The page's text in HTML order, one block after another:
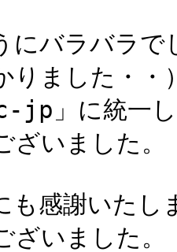
にバラバラ
りました・・
jp」に統一
ざいました。
も感謝いたし
ざいました。